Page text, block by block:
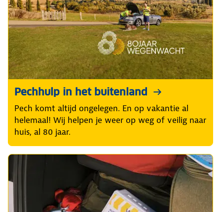
Pechhulp in het buitenland
Pech komt altijd ongelegen. En op vakantie al
helemaal! Wij helpen je weer op weg of veilig naar
huis, al 80 jaar.